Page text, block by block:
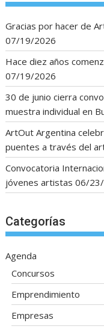
Gracias por hacer de
07/19/2026
Hace diez años
07/19/2026
30 de junio cierra
muestra individual en
ArtOut Argentina
puentes a través del
Convocatoria
jóvenes artistas 06/
Categorías
Agenda
Concursos
Emprendimiento
Empresas